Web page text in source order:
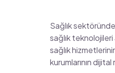
Sağlık
sağlık
sağlık
kurumlarının